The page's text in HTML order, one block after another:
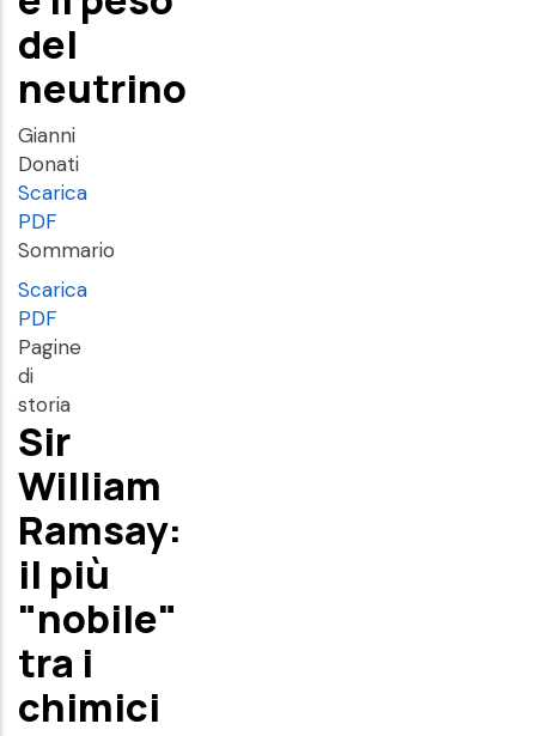
del
neutrino
Gianni
Donati
Scarica
PDF
Sommario
Scarica
PDF
Pagine
di
storia
Sir
William
Ramsay:
il più
"nobile"
tra i
chimici